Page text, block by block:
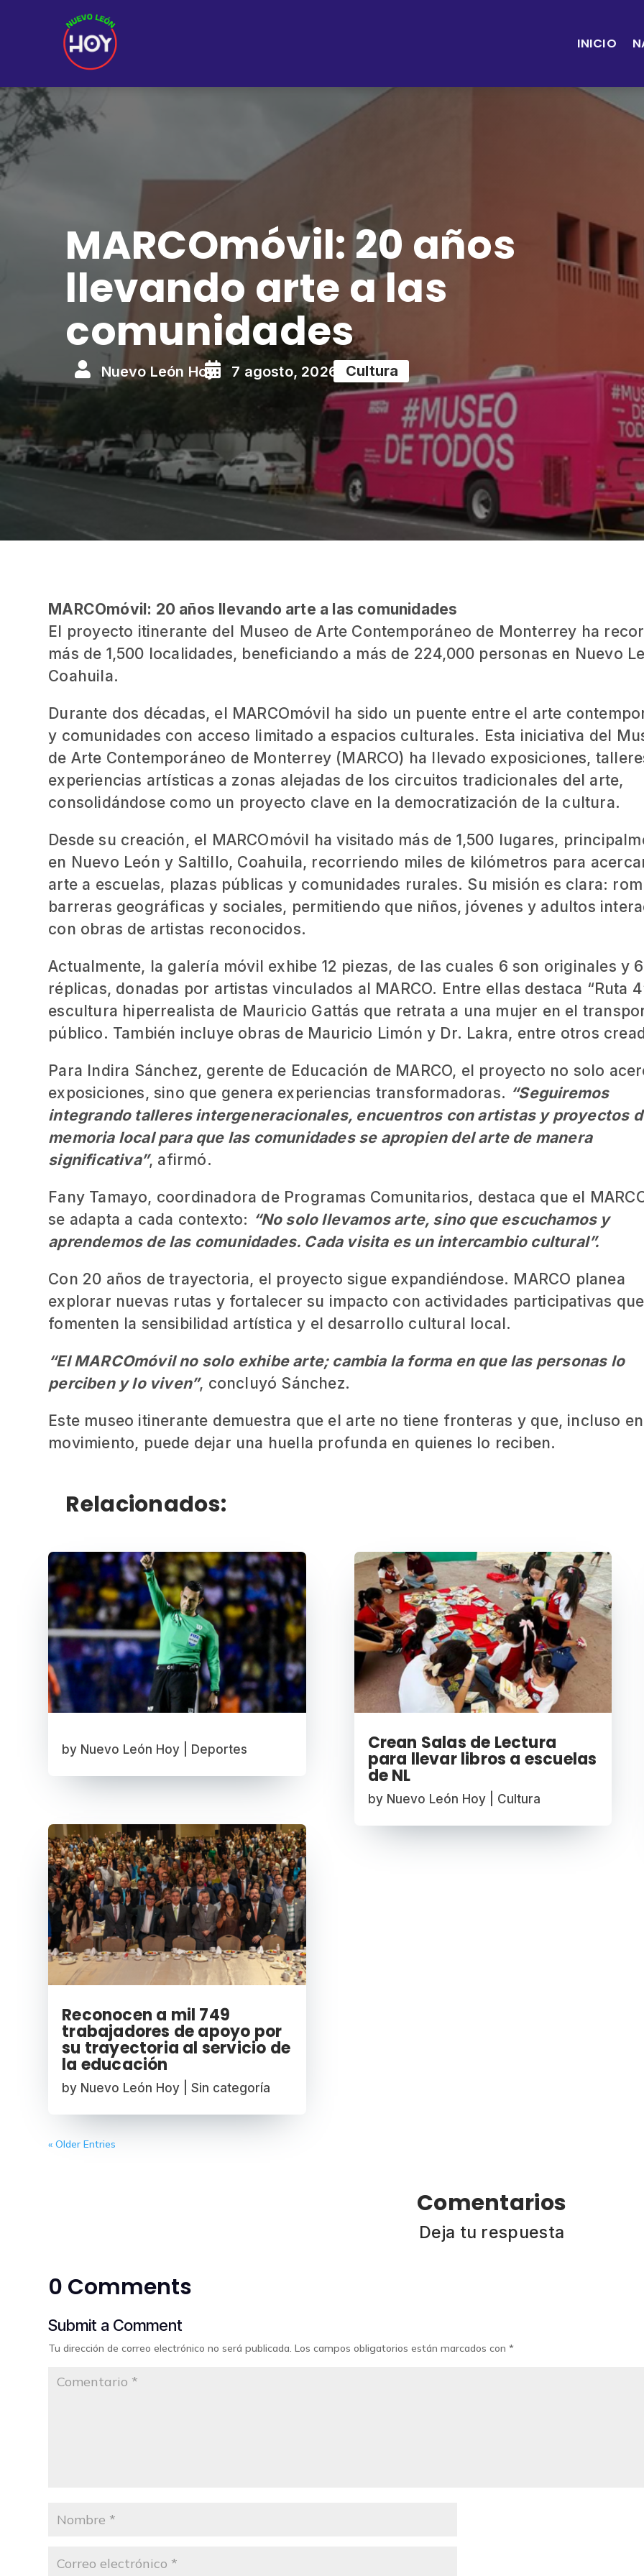
INICIO
MARCOmóvil: 20 años
llevando arte a las
comunidades
 Nuevo León Hoy
 7 agosto, 2026 Cultura
MARCOmóvil: 20 años llevando arte a las comunidades
El proyecto itinerante del Museo de Arte Contemporáneo de Monterrey ha
más de 1,500 localidades, beneficiando a más de 224,000 personas en Nuevo
Coahuila.
Durante dos décadas, el MARCOmóvil ha sido un puente entre el arte
y comunidades con acceso limitado a espacios culturales. Esta iniciativa del
de Arte Contemporáneo de Monterrey (MARCO) ha llevado exposiciones,
experiencias artísticas a zonas alejadas de los circuitos tradicionales del arte,
consolidándose como un proyecto clave en la democratización de la cultura.
Desde su creación, el MARCOmóvil ha visitado más de 1,500 lugares,
en Nuevo León y Saltillo, Coahuila, recorriendo miles de kilómetros para
arte a escuelas, plazas públicas y comunidades rurales. Su misión es clara:
barreras geográficas y sociales, permitiendo que niños, jóvenes y adultos
con obras de artistas reconocidos.
Actualmente, la galería móvil exhibe 12 piezas, de las cuales 6 son originales y 6
réplicas, donadas por artistas vinculados al MARCO. Entre ellas destaca “Ruta
escultura hiperrealista de Mauricio Gattás que retrata a una mujer en el
público. También incluye obras de Mauricio Limón y Dr. Lakra, entre otros
Para Indira Sánchez, gerente de Educación de MARCO, el proyecto no solo
exposiciones, sino que genera experiencias transformadoras. “Seguiremos
integrando talleres intergeneracionales, encuentros con artistas y proyectos
memoria local para que las comunidades se apropien del arte de manera
significativa”, afirmó.
Fany Tamayo, coordinadora de Programas Comunitarios, destaca que el
se adapta a cada contexto: “No solo llevamos arte, sino que escuchamos y
aprendemos de las comunidades. Cada visita es un intercambio cultural”.
Con 20 años de trayectoria, el proyecto sigue expandiéndose. MARCO planea
explorar nuevas rutas y fortalecer su impacto con actividades participativas que
fomenten la sensibilidad artística y el desarrollo cultural local.
“El MARCOmóvil no solo exhibe arte; cambia la forma en que las personas lo
perciben y lo viven”, concluyó Sánchez.
Este museo itinerante demuestra que el arte no tiene fronteras y que, incluso en
movimiento, puede dejar una huella profunda en quienes lo reciben.
Relacionados:
by Nuevo León Hoy Deportes
Reconocen a mil 749
trabajadores de apoyo por
su trayectoria al servicio de
la educación
by Nuevo León Hoy |Sin categoría
Crean Salas de Lectura
para llevar libros a escuelas
de NL
by Nuevo León Hoy| Cultura
« Older Entries
Comentarios
Deja tu respuesta
0 Comments
Submit a Comment
Tu dirección de correo electrónico no será publicada. Los campos obligatorios están marcados con*